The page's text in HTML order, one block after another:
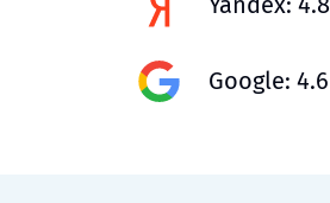
Google: 4.6